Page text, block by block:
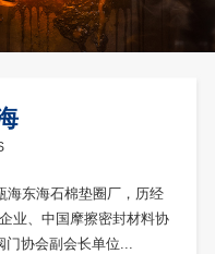
海东海石棉垫圈厂，历经
业、中国摩擦密封材料协
门协会副会长单位...